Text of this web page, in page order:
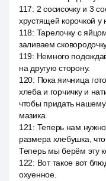
117: 2 сосисочку и 3
хрустящей корочкой
118: Тарелочку с
заливаем
119: Немного
на другую сторону.
120: Пока яичница
хлеба и горчичку и
чтобы придать
мазика.
121 : Теперь нам нужно
размера хлебушка,
Теперь мы берём эту
122: Вот такое вот
охуенное.